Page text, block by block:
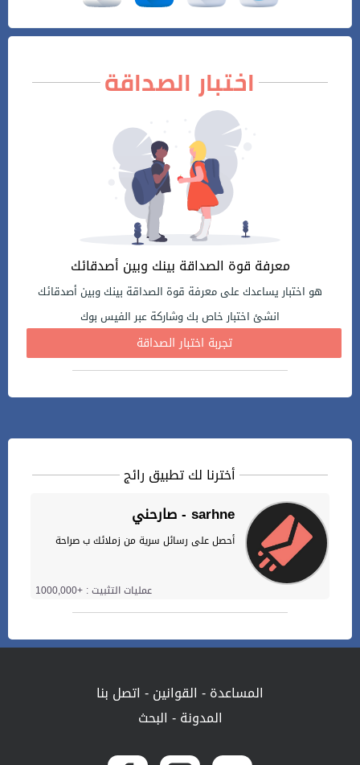
اختبار الصداقة
معرفة قوة الصداقة بينك وبين أصدقائك
هو اختبار يساعدك على معرفة قوة الصداقة بينك وبين أصدقائك
انشئ اختبار خاص بك وشاركة عبر الفيس بوك
تجربة اختبار الصداقة
أخترنا لك تطبيق رائج
صارحني - sarhne
أحصل على رسائل سرية من زملائك ب صراحة
عمليات التثبيت : +1000,000
المساعدة- القوانين- اتصل بنا
المدونة- البحث